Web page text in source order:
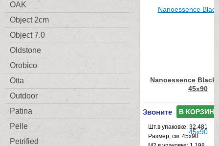
OAK
Object 2cm
Object 7.0
Oldstone
Orobico
Otta
Outdoor
Patina
Pelle
Petrified
Nanoessence Black
45x90
Звоните В КОРЗИНУ
Шт.в упаковке: 32.481
Размер, см: 45x90